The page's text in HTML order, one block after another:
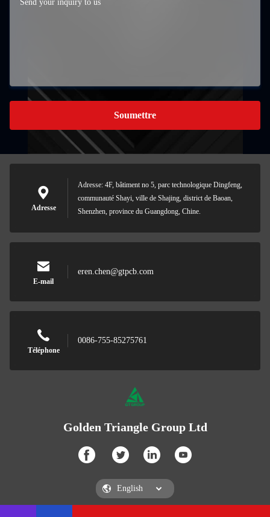
Soumettre
Adresse
Adresse: 4F, bâtiment no 5, parc technologique Dingfeng,
communauté Shayi, ville de Shajing, district de Baoan,
Shenzhen, province du Guangdong, Chine.
E-mail
eren.chen@gtpcb.com
Téléphone
0086-755-85275761
Golden Triangle Group Ltd